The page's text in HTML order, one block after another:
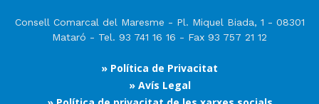
Consell Comarcal del Maresme - Pl. Miquel Biada, 1 - 08301
Mataró - Tel. 93 741 16 16 - Fax 93 757 21 12
» Política de Privacitat
» Avís Legal